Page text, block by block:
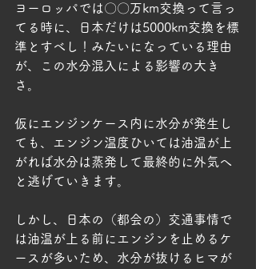
ヨーロッパでは〇〇万km交換って言っ
てる時に、日本だけは5000km交換を標
準とすべし！みたいになっている理由
が、この水分混入による影響の大き
さ。
仮にエンジンケース内に水分が発生し
ても、エンジン温度ひいては油温が上
がれば水分は蒸発して最終的に外気へ
と逃げていきます。
しかし、日本の（都会の）交通事情で
は油温が上る前にエンジンを止めるケ
ースが多いため、水分が抜けるヒマが